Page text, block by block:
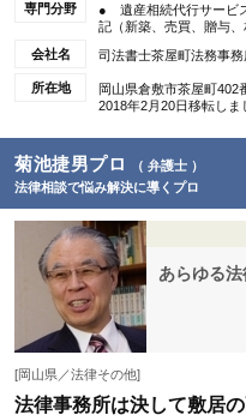
専門分野
● 遺産相続代行サー
記（新築、売買、贈与
会社名
司法書士茶屋町法務事務
所在地
岡山県倉敷市茶屋町402
2018年2月20日移転しま
菊池捷男プロ
（ 弁護士 ）
法律相談で悩み解決に導くプロ
あらゆる
[岡山県／法律その他]
法律事務所は決して敷居